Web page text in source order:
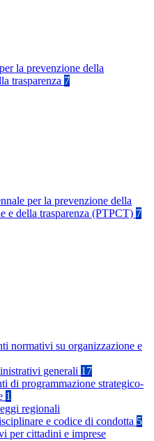
la prevenzione della
trasparenza 7
per la prevenzione della
e della trasparenza (PTPCT) 7
normativi su organizzazione e
generali 17
di programmazione strategico-
1
regionali
e codice di condotta 5
per cittadini e imprese